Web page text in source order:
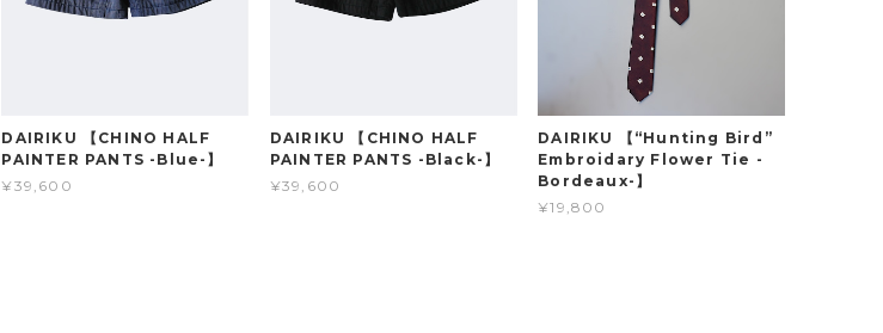
DAIRIKU 【CHINO HALF
PAINTER PANTS -Blue-】
¥39,600
DAIRIKU 【CHINO HALF
PAINTER PANTS -Black-】
¥39,600
DAIRIKU 【“Hunting Bird”
Embroidary Flower Tie -
Bordeaux-】
¥19,800